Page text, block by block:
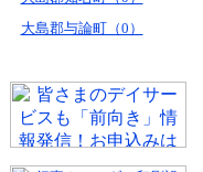
大島郡与論町（0）